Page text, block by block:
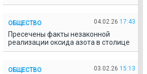
ОБЩЕСТВО 04.02.26 17:43
Пресечены факты незаконной
реализации оксида азота в столице
ОБЩЕСТВО 03.02.26 15:13